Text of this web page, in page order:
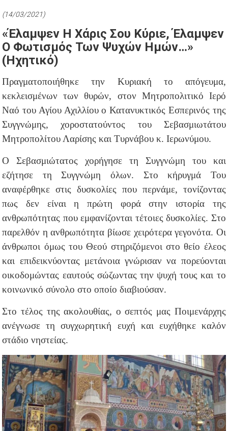
(14/03/2021)
«Έλαμψεν Η Χάρις Σου Κύριε, Έλαμψεν
Ο Φωτισμός Των Ψυχών Ημών…»
(Ηχητικό)
Πραγματοποιήθηκε την Κυριακή το απόγευμα,
κεκλεισμένων των θυρών, στον Μητροπολιτικό Ιερό
Ναό του Αγίου Αχιλλίου ο Κατανυκτικός Εσπερινός της
Συγγνώμης, χοροστατούντος του Σεβασμιωτάτου
Μητροπολίτου Λαρίσης και Τυρνάβου κ. Ιερωνύμου.
Ο Σεβασμιώτατος χορήγησε τη Συγγνώμη του και
εζήτησε τη Συγγνώμη όλων. Στο κήρυγμά Του
αναφέρθηκε στις δυσκολίες που περνάμε, τονίζοντας
πως δεν είναι η πρώτη φορά στην ιστορία της
ανθρωπότητας που εμφανίζονται τέτοιες δυσκολίες. Στο
παρελθόν η ανθρωπότητα βίωσε χειρότερα γεγονότα. Οι
άνθρωποι όμως του Θεού στηριζόμενοι στο θείο έλεος
και επιδεικνύοντας μετάνοια γνώρισαν να πορεύονται
οικοδομώντας εαυτούς σώζωντας την ψυχή τους και το
κοινωνικό σύνολο στο οποίο διαβιούσαν.
Στο τέλος της ακολουθίας, ο σεπτός μας Ποιμενάρχης
ανέγνωσε τη συγχωρητική ευχή και ευχήθηκε καλόν
στάδιο νηστείας.